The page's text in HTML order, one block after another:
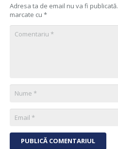
Adresa ta de email nu va fi publicată.
marcate cu *
PUBLICĂ COMENTARIUL